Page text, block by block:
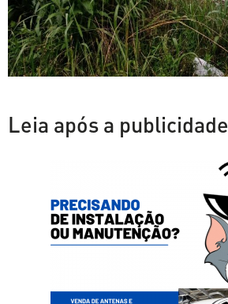
Leia após a publicidade